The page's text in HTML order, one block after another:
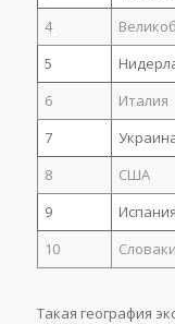
4
5
6
Италия
7
8
США
9
Испания
10
Такая география